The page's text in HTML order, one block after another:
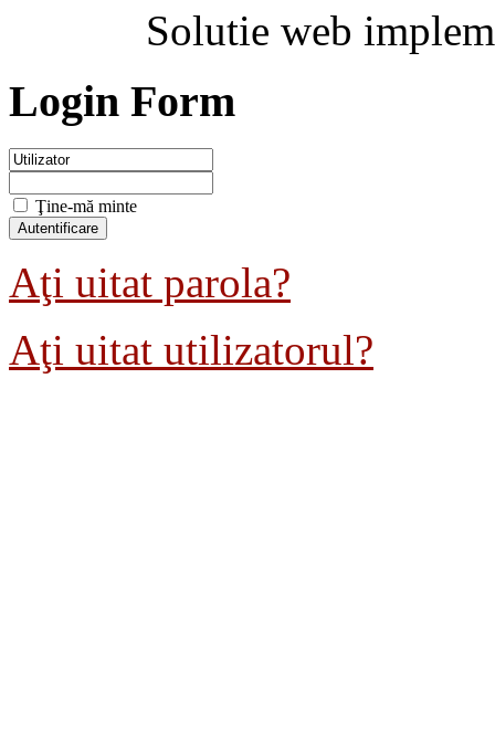
Solutie web
Login Form
Ţine-mă minte
Aţi uitat parola?
Aţi uitat utilizatorul?